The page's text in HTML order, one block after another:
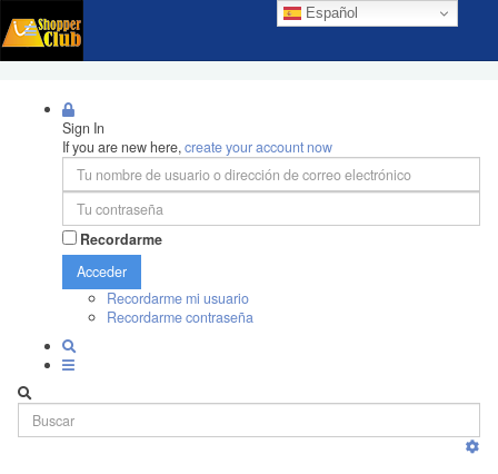
Español
Sign In
If you are new here,create your account now
Recordarme
Acceder
Recordarme mi usuario
Recordarme contraseña